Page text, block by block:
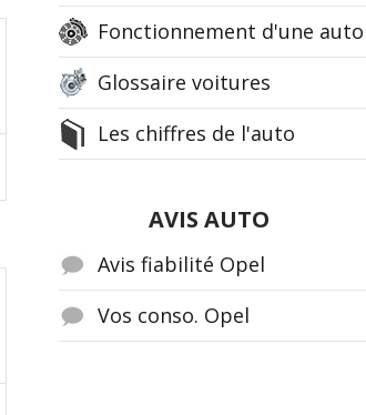
Fonctionnement d'une auto
Glossaire voitures
Les chiffres de l'auto
AVIS AUTO
Avis fiabilité Opel
Vos conso. Opel